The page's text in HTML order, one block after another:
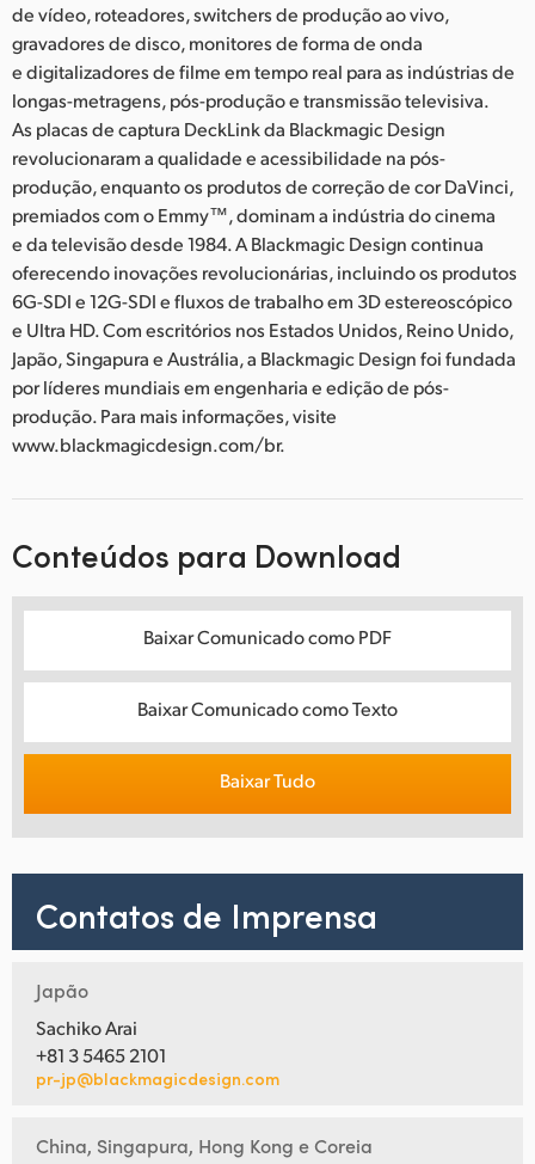
de vídeo, roteadores, switchers de produção ao vivo,
gravadores de disco, monitores de forma de onda
e digitalizadores de filme em tempo real para as indústrias de
longas-metragens, pós-produção e transmissão televisiva.
As placas de captura DeckLink da Blackmagic Design
revolucionaram a qualidade e acessibilidade na pós-
produção, enquanto os produtos de correção de cor DaVinci,
premiados com o Emmy™, dominam a indústria do cinema
e da televisão desde 1984. A Blackmagic Design continua
oferecendo inovações revolucionárias, incluindo os produtos
6G-SDI e 12G-SDI e fluxos de trabalho em 3D estereoscópico
e Ultra HD. Com escritórios nos Estados Unidos, Reino Unido,
Japão, Singapura e Austrália, a Blackmagic Design foi fundada
por líderes mundiais em engenharia e edição de pós-
produção. Para mais informações, visite
www.blackmagicdesign.com/br.
Conteúdos para Download
Baixar Comunicado como PDF
Baixar Comunicado como Texto
Baixar Tudo
Contatos de Imprensa
Japão
Sachiko Arai
+81 3 5465 2101
pr-jp@blackmagicdesign.com
China, Singapura, Hong Kong e Coreia